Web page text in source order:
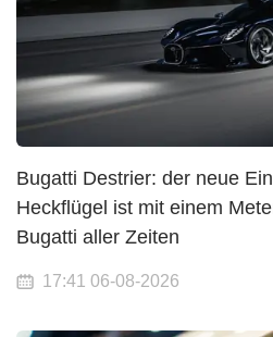
Bugatti Destrier: der neue
Heckflügel ist mit einem
Bugatti aller Zeiten
17:41 06-08-2026